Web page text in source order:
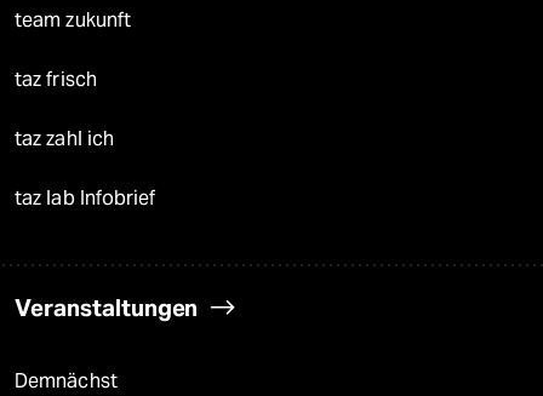
team zukunft
taz frisch
taz zahl ich
taz lab Infobrief
Veranstaltungen
Demnächst